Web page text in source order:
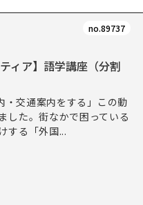
no.89737
ィア】語学講座（分割
交通案内をする」この動
した。街なかで困っている
する「外国...